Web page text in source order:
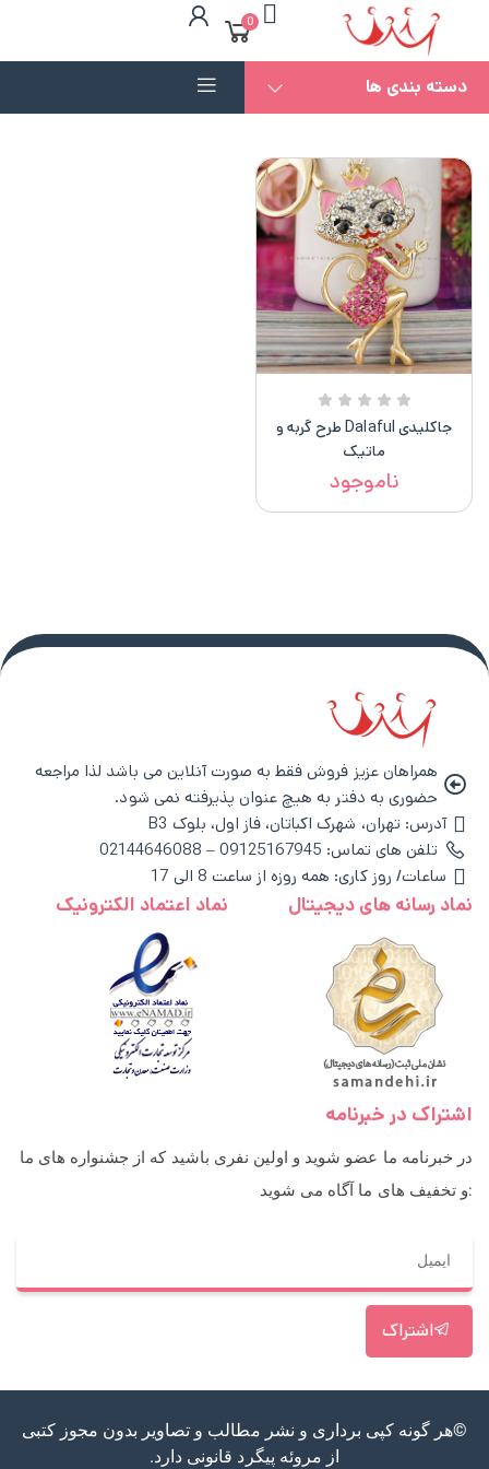
0
دسته بندی ها
جاکلیدی Dalaful طرح گربه و
ماتیک
ناموجود
همراهان عزیز فروش فقط به صورت آنلاین می باشد لذا مراجعه
حضوری به دفتر به هیچ عنوان پذیرفته نمی شود.
آدرس: تهران، شهرک اکباتان، فاز اول، بلوک B3
تلفن های تماس: 09125167945 – 02144646088
ساعات/ روز کاری: همه روزه از ساعت 8 الی 17
نماد رسانه های دیجیتال نماد اعتماد الکترونیک
اشتراک در خبرنامه
در خبرنامه ما عضو شوید و اولین نفری باشید که از جشنواره های ما
و تخفیف های ما آگاه می شوید:
اشتراک
©هر گونه کپی برداری و نشر مطالب و تصاویر بدون مجوز کتبی
از مروئه پیگرد قانونی دارد.